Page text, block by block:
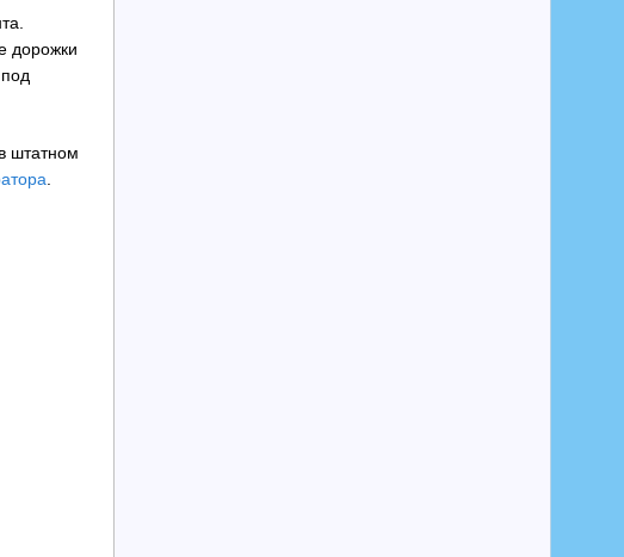
дорожки
штатном
.